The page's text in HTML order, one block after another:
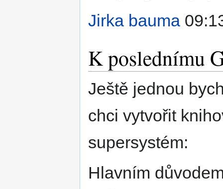
Jirka bauma
K poslednímu
Ještě jednou
chci vytvořit
supersystém:
Hlavním